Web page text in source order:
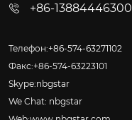
+86-13884446300
Телефон:+86-574-63271102
Факс:+86-574-63223101
Skype:nbgstar
We Chat: nbgstar